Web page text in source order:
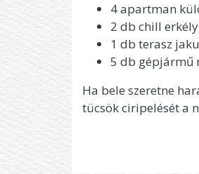
4 apartman
2 db chill
1 db terasz
5 db gépjármű
Ha bele szeretne
tücsök ciripelését a